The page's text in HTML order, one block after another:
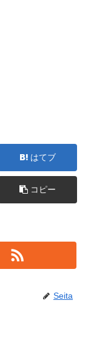
はてブ
コピー
Seita